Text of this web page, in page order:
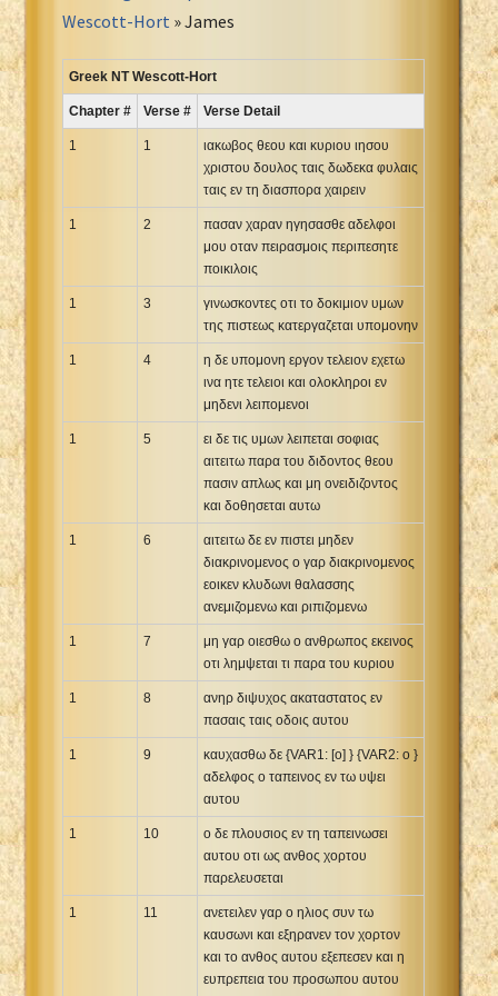
Russian Synodal 1876 Bible
Russian Synodal Bible Win-1251
Spanish RV 1909 Bible
Spanish Sag. Escrituras 1569
Swahili New Testament
Tagalog 1905
Tagalog John and James
Ukrainian Bible
Xhosa Bible
Wescott-Hort » James
Greek NT Wescott-Hort
Chapter # Verse # Verse Detail
1 1
ιακωβος θεου και κυριου ιησου
χριστου δουλος ταις δωδεκα φυλαις
ταις εν τη διασπορα χαιρειν
1 2
πασαν χαραν ηγησασθε αδελφοι
μου οταν πειρασμοις περιπεσητε
ποικιλοις
1 3
γινωσκοντες οτι το δοκιμιον υμων
της πιστεως κατεργαζεται υπομονην
1 4
η δε υπομονη εργον τελειον εχετω
ινα ητε τελειοι και ολοκληροι εν
μηδενι λειπομενοι
1 5
ει δε τις υμων λειπεται σοφιας
αιτειτω παρα του διδοντος θεου
πασιν απλως και μη ονειδιζοντος
και δοθησεται αυτω
1 6
αιτειτω δε εν πιστει μηδεν
διακρινομενος ο γαρ διακρινομενος
εοικεν κλυδωνι θαλασσης
ανεμιζομενω και ριπιζομενω
1 7
μη γαρ οιεσθω ο ανθρωπος εκεινος
οτι λημψεται τι παρα του κυριου
1 8
ανηρ διψυχος ακαταστατος εν
πασαις ταις οδοις αυτου
1 9
καυχασθω δε {VAR1: [ο] } {VAR2: ο }
αδελφος ο ταπεινος εν τω υψει
αυτου
1 10
ο δε πλουσιος εν τη ταπεινωσει
αυτου οτι ως ανθος χορτου
παρελευσεται
1 11
ανετειλεν γαρ ο ηλιος συν τω
καυσωνι και εξηρανεν τον χορτον
και το ανθος αυτου εξεπεσεν και η
ευπρεπεια του προσωπου αυτου